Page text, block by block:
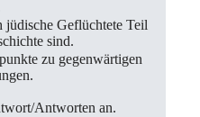
jüdische Geflüchtete Teil
sind.
zu gegenwärtigen
Antworten an.